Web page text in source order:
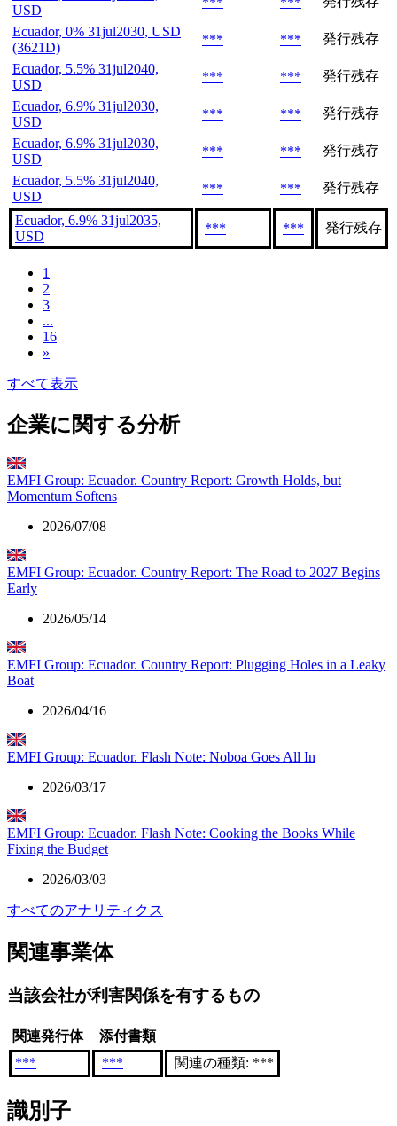
USD
Ecuador, 0% 31jul2030, USD
(3621D)
*** ***
発行残存
Ecuador, 5.5% 31jul2040,
USD
*** ***
発行残存
Ecuador, 6.9% 31jul2030,
USD
*** ***
発行残存
Ecuador, 6.9% 31jul2030,
USD
*** ***
発行残存
Ecuador, 5.5% 31jul2040,
USD
*** *** 発行残存
Ecuador, 6.9% 31jul2035,
USD
*** *** 発行残存
1
2
3
...
16
»
すべて表示
企業に関する分析
EMFI Group: Ecuador. Country Report: Growth Holds, but
Momentum Softens
2026/07/08
EMFI Group: Ecuador. Country Report: The Road to 2027 Begins
Early
2026/05/14
EMFI Group: Ecuador. Country Report: Plugging Holes in a Leaky
Boat
2026/04/16
EMFI Group: Ecuador. Flash Note: Noboa Goes All In
2026/03/17
EMFI Group: Ecuador. Flash Note: Cooking the Books While
Fixing the Budget
2026/03/03
すべてのアナリティクス
関連事業体
当該会社が利害関係を有するもの
関連発行体
添付書類
***
*** 関連の種類: ***
識別子